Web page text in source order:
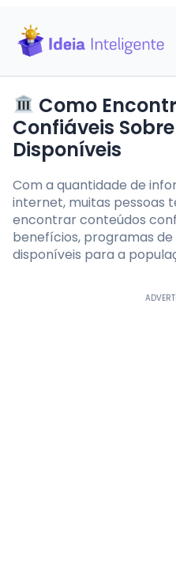
Como
Confiáveis
Disponíveis
Com a quantidade de
internet, muitas pessoas
encontrar conteúdos
benefícios, programas de
disponíveis para a